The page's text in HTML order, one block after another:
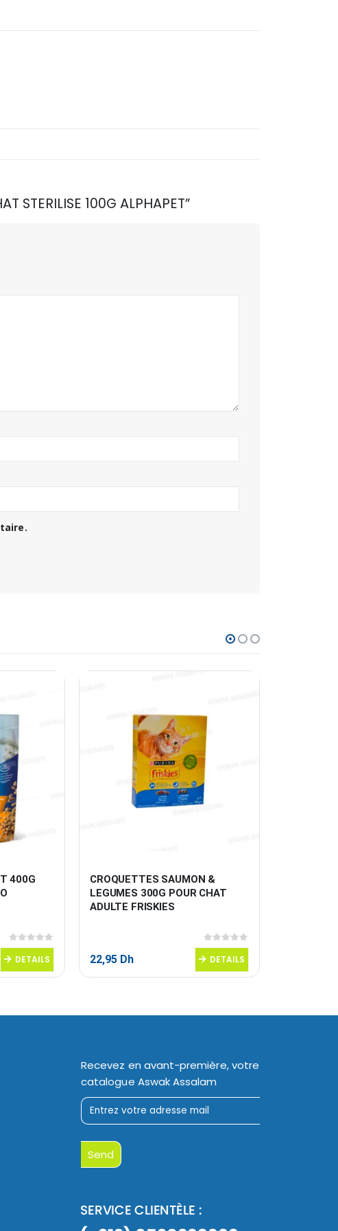
100G ALPHAPET”
400G
0sur 5
DETAILS
CROQUETTES SAUMON &
LEGUMES 300G POUR CHAT
ADULTE FRISKIES
0sur 5
22,95 Dh DETAILS
Recevez en avant-première, votre
catalogue Aswak Assalam